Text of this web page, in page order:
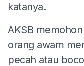
katanya.
AKSB
orang awam
pecah atau